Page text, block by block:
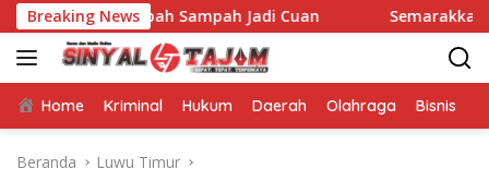
Langsung
ke
konten
Breaking News
Ubah Sampah Jadi Cuan Semarakkan GERMAS,
Home Kriminal Hukum Daerah Olahraga Bisnis
Beranda Luwu Timur